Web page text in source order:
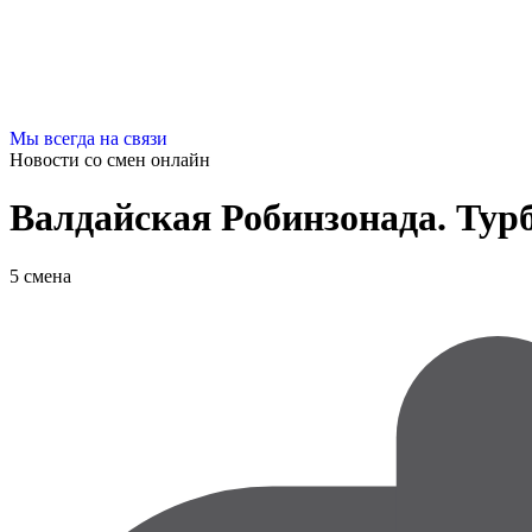
Мы всегда на связи
Новости со смен онлайн
Валдайская Робинзонада.
5 смена